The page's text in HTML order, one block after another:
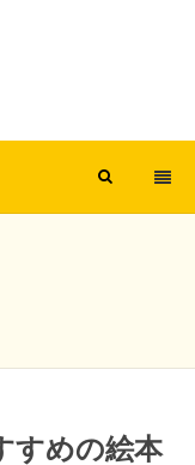
すめの絵本